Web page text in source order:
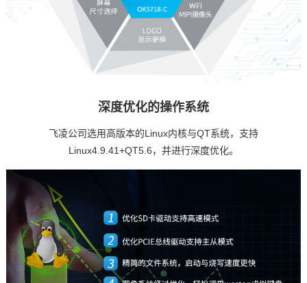
深度优化的操作系统
飞凌公司选用高版本的Linux内核与QT系统，支持
Linux4.9.41+QT5.6，并进行深度优化。